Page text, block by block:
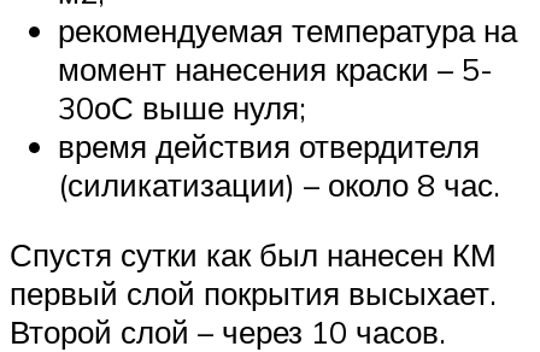
рекомендуемая температура на
момент нанесения краски – 5-
30оС выше нуля;
время действия отвердителя
(силикатизации) – около 8 час.
Спустя сутки как был нанесен КМ
первый слой покрытия высыхает.
Второй слой – через 10 часов.